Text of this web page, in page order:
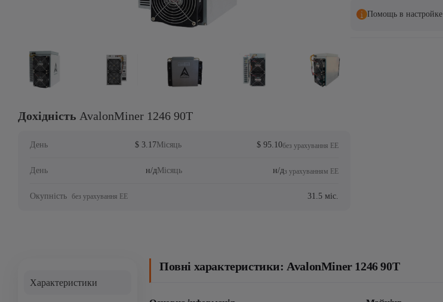
Дохідність AvalonMiner 1246 90T
День $ 3.17Місяць $ 95.10без урахування ЕЕ
День н/дМісяць н/дз урахуванням ЕЕ
Окупність без урахування ЕЕ 31.5 міс.
Помощь в настройке
Характеристики
Повні характеристики: AvalonMiner 1246 90T